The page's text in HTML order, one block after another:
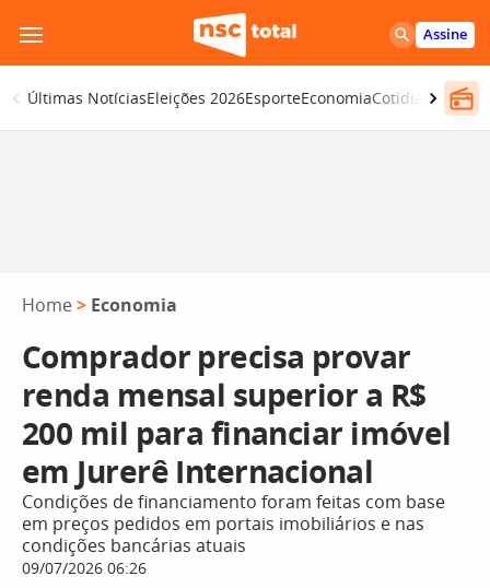
para
o
conteúdo
Assine
Últimas NotíciasEleições 2026EsporteEconomiaCotidiano
Home > Economia
Comprador precisa provar
renda mensal superior a R$
200 mil para financiar imóvel
em Jurerê Internacional
Condições de financiamento foram feitas com base
em preços pedidos em portais imobiliários e nas
condições bancárias atuais
09/07/2026 06:26